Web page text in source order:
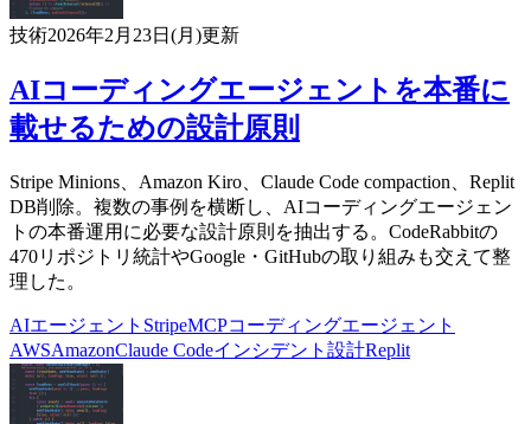
技術2026年2月23日(月)更新
AIコーディングエージェントを本番に
載せるための設計原則
Stripe Minions、Amazon Kiro、Claude Code compaction、Replit
DB削除。複数の事例を横断し、AIコーディングエージェン
トの本番運用に必要な設計原則を抽出する。CodeRabbitの
470リポジトリ統計やGoogle・GitHubの取り組みも交えて整
理した。
AIエージェント StripeMCPコーディングエージェント
AWSAmazonClaude Codeインシデント 設計Replit